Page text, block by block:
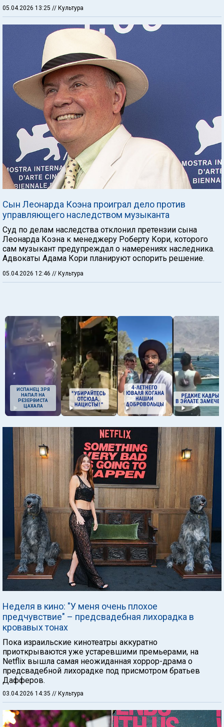
05.04.2026 13:25 // Культура
Сын Леонарда Коэна проиграл дело против
управляющего наследством музыканта
Суд по делам наследства отклонил претензии сына
Леонарда Коэна к менеджеру Роберту Кори, которого
сам музыкант предупреждал о намерениях наследника.
Адвокаты Адама Кори планируют оспорить решение.
05.04.2026 12:46 // Культура
ИСПАНЕЦ ЗРЯ
НАПАЛ НА
РЕЗЕРВИСТА
ЦАХАЛА
Неделя в кино: "У меня очень плохое
предчувствие" – предсвадебная лихорадка в
кровавых тонах
Пока израильские кинотеатры аккуратно
приоткрываются уже устаревшими премьерами, на
Netflix вышла самая неожиданная хоррор-драма о
предсвадебной лихорадке под присмотром братьев
Дафферов.
03.04.2026 14:35 // Культура